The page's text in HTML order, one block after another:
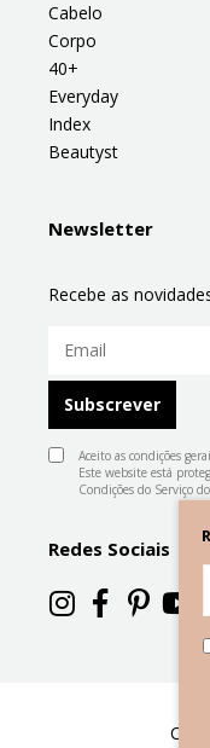
Cabelo
Corpo
40+
Everyday
Index
Beautyst
Newsletter
Recebe as
Aceito as condições
Este website está
Condições do Serviço
Redes Sociais